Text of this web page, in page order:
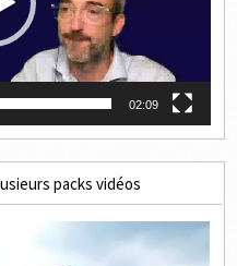
02:09
packs vidéos